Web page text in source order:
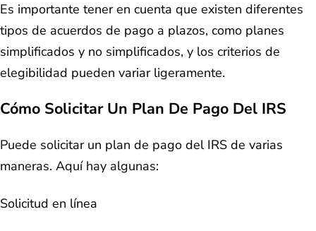
Es importante tener en cuenta que existen diferentes
tipos de acuerdos de pago a plazos, como planes
simplificados y no simplificados, y los criterios de
elegibilidad pueden variar ligeramente.
Cómo Solicitar Un Plan De Pago Del IRS
Puede solicitar un plan de pago del IRS de varias
maneras. Aquí hay algunas:
Solicitud en línea